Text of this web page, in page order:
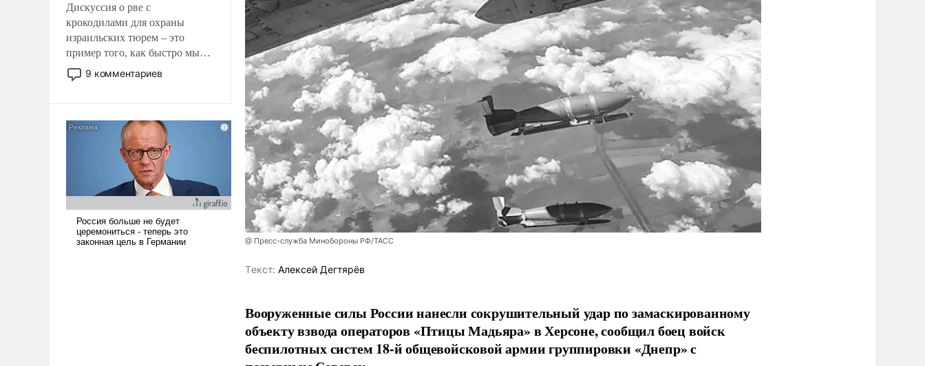
Дискуссия о рве с
крокодилами для охраны
израильских тюрем – это
пример того, как быстро мы
двигаемся по пути
революционных изменений.
псевдонаучной фантастики,
стало всерьез обсуждаемой
9 комментариев
@ Пресс-служба Минобороны РФ/ТАСС
Tекст: Алексей Дегтярёв
Вооруженные силы России нанесли сокрушительный удар по замаскированному
объекту взвода операторов «Птицы Мадьяра» в Херсоне, сообщил боец войск
беспилотных систем 18-й общевойсковой армии группировки «Днепр» с